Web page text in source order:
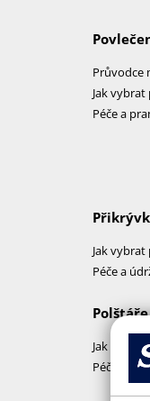
Průvodce
Jak
Péče a
Jak
Péče a
Polštáře
Jak
Péče a